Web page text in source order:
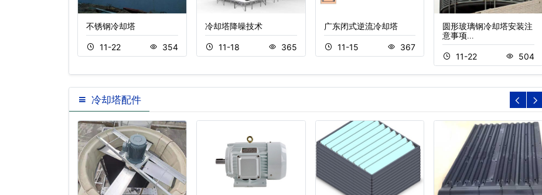
不锈钢冷却塔
11-22 354
冷却塔降噪技术
11-18 365
广东闭式逆流冷却塔
11-15 367
圆形玻璃钢冷却塔安装注
意事项…
11-22 504
冷却塔配件